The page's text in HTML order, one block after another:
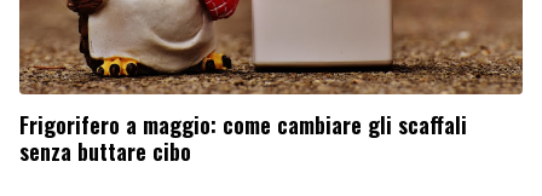
Frigorifero a maggio: come cambiare gli scaffali
senza buttare cibo